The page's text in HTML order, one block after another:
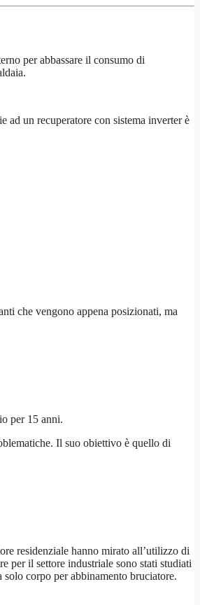
per abbassare il consumo di
ad un recuperatore con sistema inverter è
che vengono appena posizionati, ma
per 15 anni.
Il suo obiettivo è quello di
residenziale hanno mirato all’utilizzo di
per il settore industriale sono stati studiati
corpo per abbinamento bruciatore.